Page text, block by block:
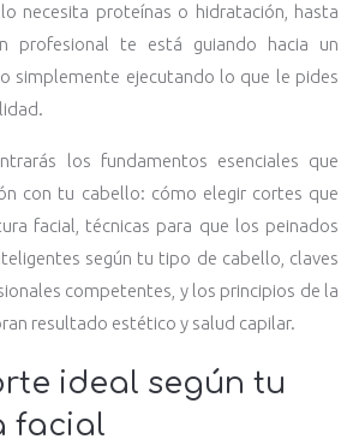
necesita proteínas o hidratación, hasta
profesional te está guiando hacia un
simplemente ejecutando lo que le pides
los fundamentos esenciales que
con tu cabello: cómo elegir cortes que
facial, técnicas para que los peinados
según tu tipo de cabello, claves
competentes, y los principios de la
resultado estético y salud capilar.
ideal según tu
facial